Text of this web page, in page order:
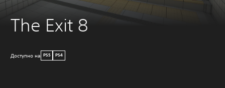
The Exit 8
Доступно на PS5 PS4